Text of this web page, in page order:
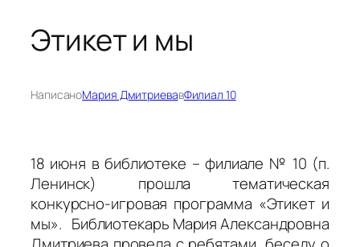
Этикет и мы
НаписаноМария ДмитриевавФилиал 10
18 июня в библиотеке – филиале № 10 (п.
Ленинск) прошла тематическая
конкурсно-игровая программа «Этикет и
мы». Библиотекарь Мария Александровна